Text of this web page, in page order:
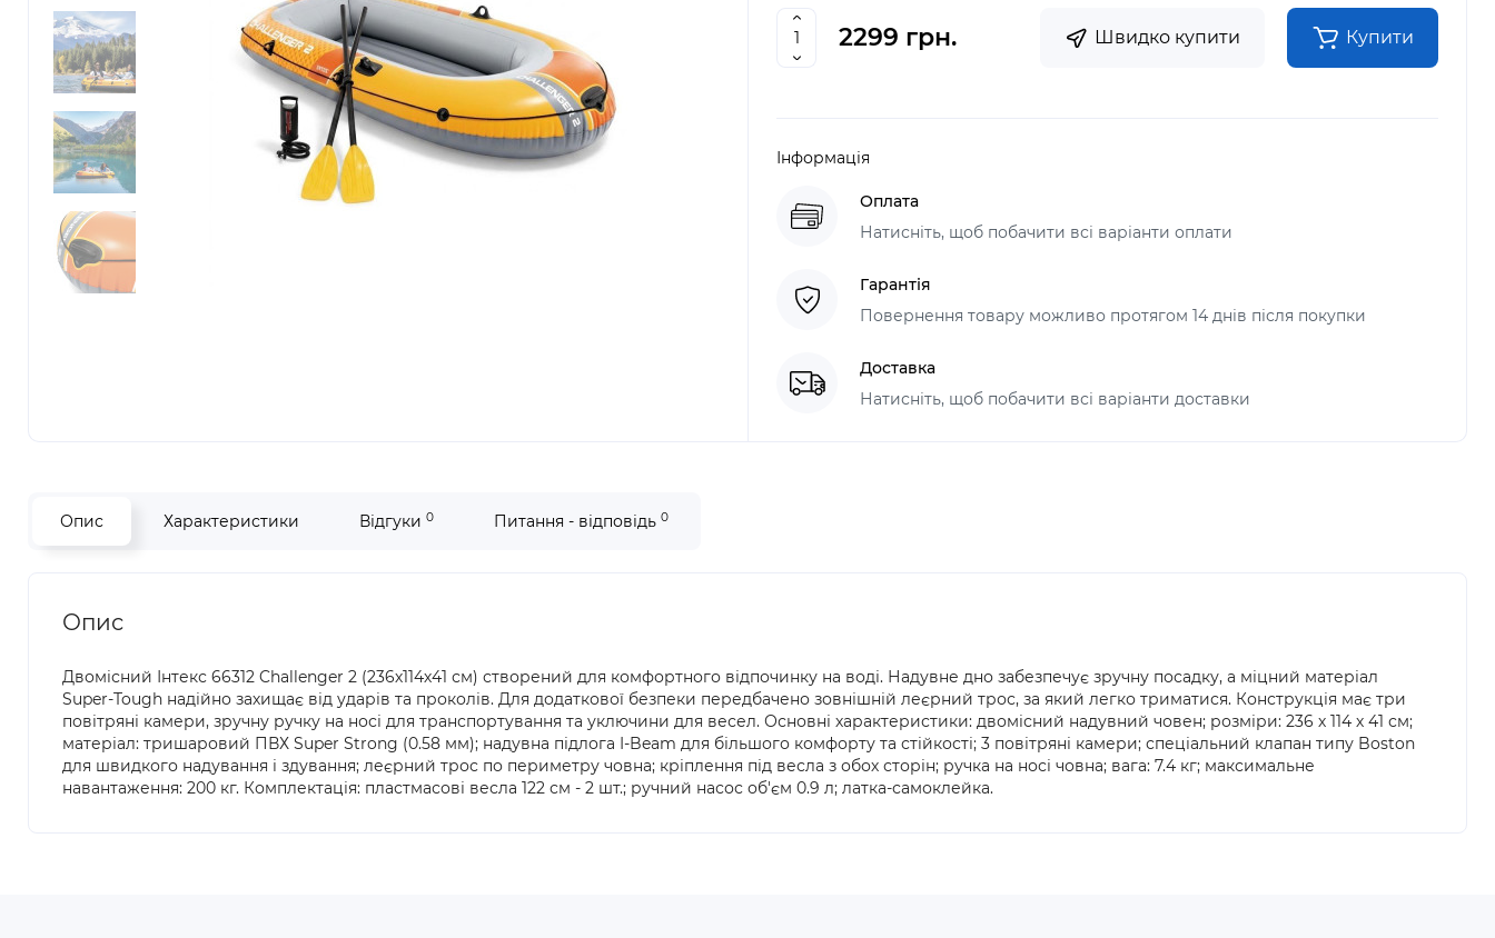
2299 грн. Швидко купити Купити
Інформація
Оплата
Натисніть, щоб побачити всі варіанти оплати
Гарантія
Повернення товару можливо протягом 14 днів після покупки
Доставка
Натисніть, щоб побачити всі варіанти доставки
Опис Характеристики Відгуки 0 Питання - відповідь 0
Опис
Двомісний Інтекс 66312 Challenger 2 (236х114х41 см) створений для комфортного відпочинку на воді. Надувне дно забезпечує зручну посадку, а міцний матеріал
Super-Tough надійно захищає від ударів та проколів. Для додаткової безпеки передбачено зовнішній леєрний трос, за який легко триматися. Конструкція має три
повітряні камери, зручну ручку на носі для транспортування та уключини для весел. Основні характеристики: двомісний надувний човен; розміри: 236 х 114 х 41 см;
матеріал: тришаровий ПВХ Super Strong (0.58 мм); надувна підлога I-Beam для більшого комфорту та стійкості; 3 повітряні камери; спеціальний клапан типу Boston
для швидкого надування і здування; леєрний трос по периметру човна; кріплення під весла з обох сторін; ручка на носі човна; вага: 7.4 кг; максимальне
навантаження: 200 кг. Комплектація: пластмасові весла 122 см - 2 шт.; ручний насос об'єм 0.9 л; латка-самоклейка.